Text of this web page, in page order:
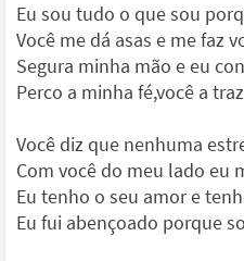
Eu sou tudo o que sou
Você me dá asas e me faz
Segura minha mão e eu
Perco a minha fé,você a
Você diz que nenhuma
Com você do meu lado eu
Eu tenho o seu amor e
Eu fui abençoado porque